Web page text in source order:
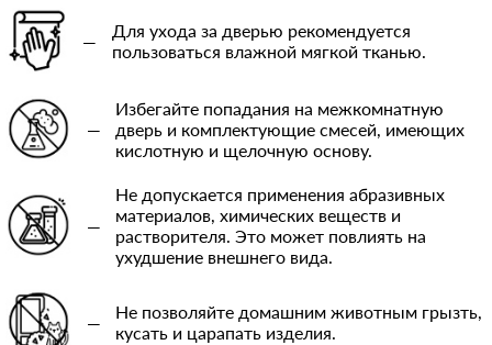
—
Для ухода за дверью рекомендуется
пользоваться влажной мягкой тканью.
—
Избегайте попадания на межкомнатную
дверь и комплектующие смесей, имеющих
кислотную и щелочную основу.
—
Не допускается применения абразивных
материалов, химических веществ и
растворителя. Это может повлиять на
ухудшение внешнего вида.
—
Не позволяйте домашним животным грызть,
кусать и царапать изделия.